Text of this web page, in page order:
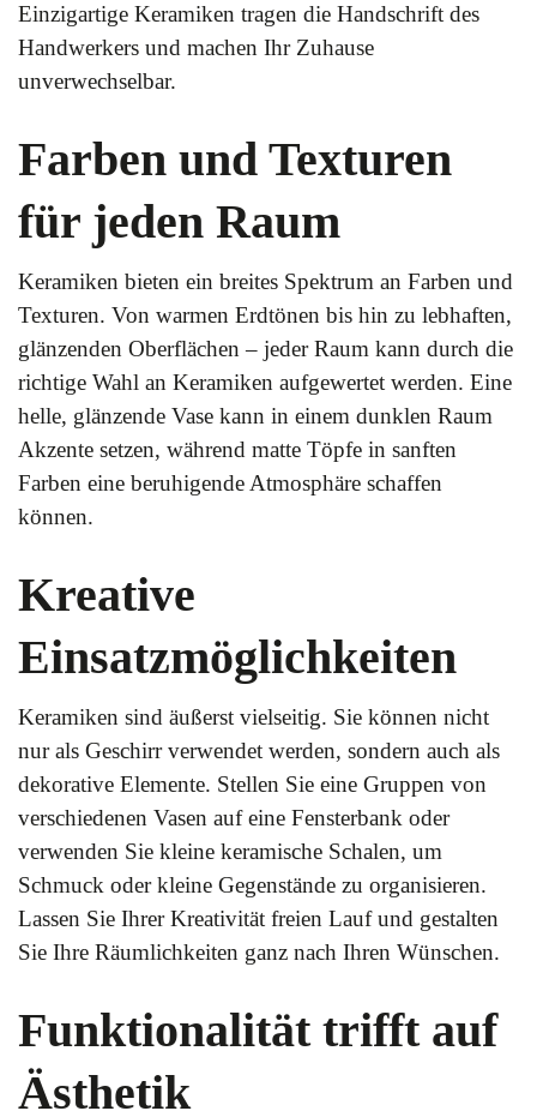
Einzigartige Keramiken tragen die Handschrift des
Handwerkers und machen Ihr Zuhause
unverwechselbar.
Farben und Texturen
für jeden Raum
Keramiken bieten ein breites Spektrum an Farben und
Texturen. Von warmen Erdtönen bis hin zu lebhaften,
glänzenden Oberflächen – jeder Raum kann durch die
richtige Wahl an Keramiken aufgewertet werden. Eine
helle, glänzende Vase kann in einem dunklen Raum
Akzente setzen, während matte Töpfe in sanften
Farben eine beruhigende Atmosphäre schaffen
können.
Kreative
Einsatzmöglichkeiten
Keramiken sind äußerst vielseitig. Sie können nicht
nur als Geschirr verwendet werden, sondern auch als
dekorative Elemente. Stellen Sie eine Gruppen von
verschiedenen Vasen auf eine Fensterbank oder
verwenden Sie kleine keramische Schalen, um
Schmuck oder kleine Gegenstände zu organisieren.
Lassen Sie Ihrer Kreativität freien Lauf und gestalten
Sie Ihre Räumlichkeiten ganz nach Ihren Wünschen.
Funktionalität trifft auf
Ästhetik